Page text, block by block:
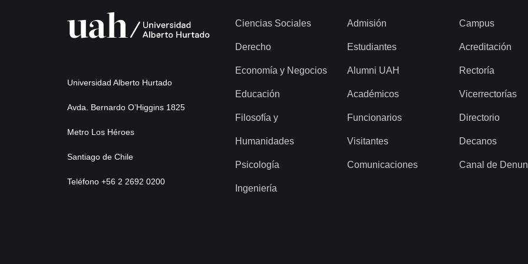
Universidad Alberto Hurtado
Avda. Bernardo O’Higgins 1825
Metro Los Héroes
Santiago de Chile
Teléfono +56 2 2692 0200
Ciencias Sociales
Derecho
Economía y Negocios
Educación
Filosofía y
Humanidades
Psicología
Ingeniería
Admisión
Estudiantes
Alumni UAH
Académicos
Funcionarios
Visitantes
Comunicaciones
Campus
Acreditación
Rectoría
Vicerrectorías
Directorio
Decanos
Canal de